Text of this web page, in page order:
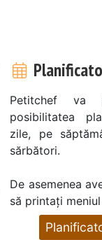
Petitchef va
posibilitatea
zile, pe
sărbători.
De asemenea
să printați